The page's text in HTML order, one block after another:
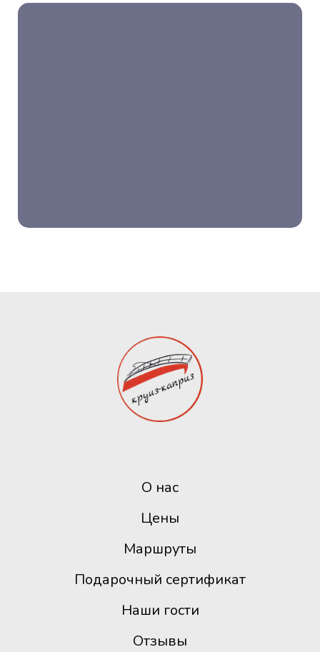
О нас
Цены
Маршруты
Подарочный сертификат
Наши гости
Отзывы